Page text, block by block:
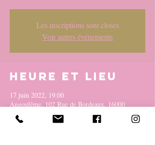
Les inscriptions sont closes
Voir autres événements
Heure et lieu
17 juin 2022, 19:00
Angoulême, 102 Rue de Bordeaux, 16000
Angoulême, France